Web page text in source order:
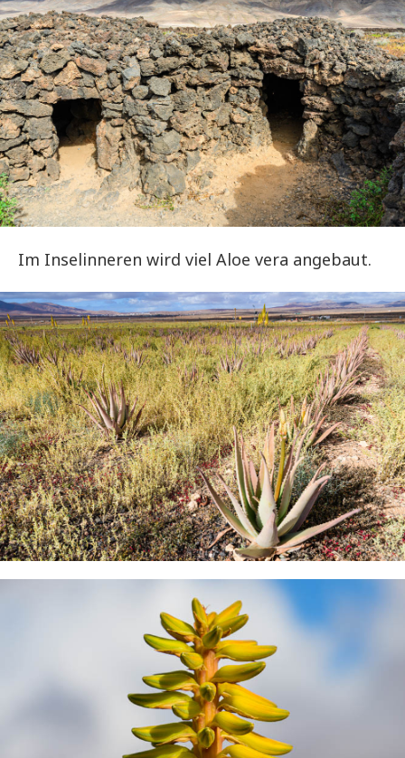
Im Inselinneren wird viel Aloe vera angebaut.